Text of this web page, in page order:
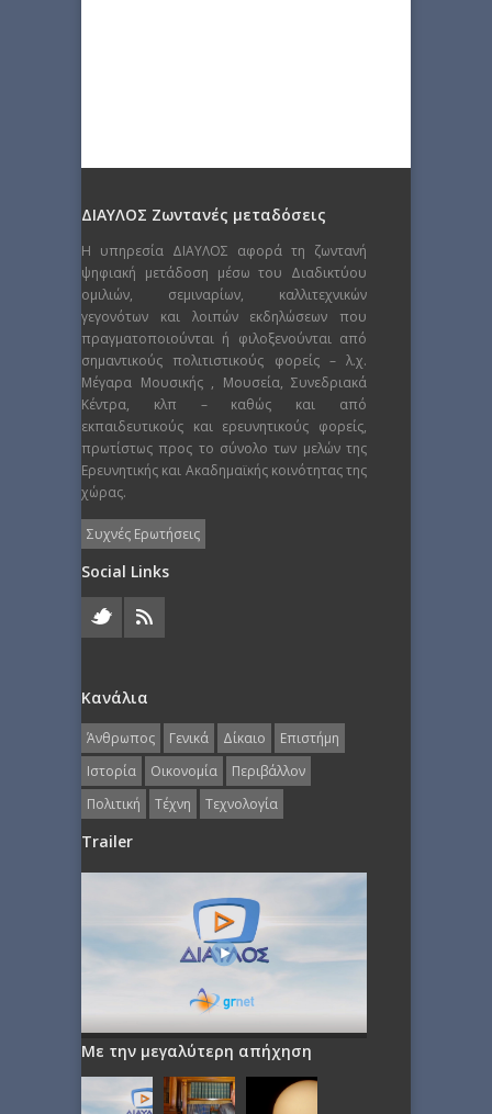
ΔΙΑΥΛΟΣ Ζωντανές μεταδόσεις
Η υπηρεσία ΔΙΑΥΛΟΣ αφορά τη ζωντανή
ψηφιακή μετάδοση μέσω του Διαδικτύου
ομιλιών, σεμιναρίων, καλλιτεχνικών
γεγονότων και λοιπών εκδηλώσεων που
πραγματοποιούνται ή φιλοξενούνται από
σημαντικούς πολιτιστικούς φορείς – λ.χ.
Μέγαρα Μουσικής , Μουσεία, Συνεδριακά
Κέντρα, κλπ – καθώς και από
εκπαιδευτικούς και ερευνητικούς φορείς,
πρωτίστως προς το σύνολο των μελών της
Ερευνητικής και Ακαδημαϊκής κοινότητας της
χώρας.
Συχνές Ερωτήσεις
Social Links
Κανάλια
Άνθρωπος Γενικά Δίκαιο
Επιστήμη
Ιστορία
Οικονομία
Περιβάλλον
Πολιτική
Τέχνη Τεχνολογία
Trailer
Με την μεγαλύτερη απήχηση